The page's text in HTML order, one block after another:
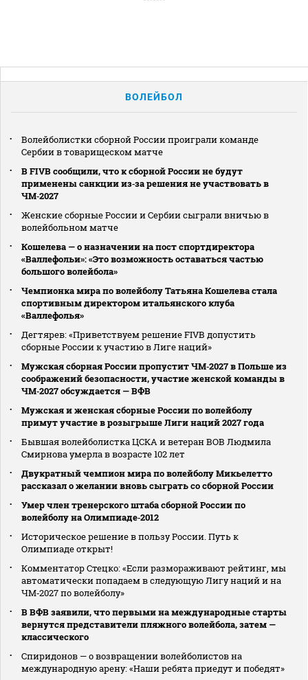
ВОЛЕЙБОЛ
Волейболистки сборной России проиграли команде
Сербии в товарищеском матче
В FIVB сообщили, что к сборной России не будут
применены санкции из‑за решения не участвовать в
ЧМ‑2027
Женские сборные России и Сербии сыграли вничью в
волейбольном матче
Кошелева — о назначении на пост спортдиректора
«Валлефольи»: «Это возможность оставаться частью
большого волейбола»
Чемпионка мира по волейболу Татьяна Кошелева стала
спортивным директором итальянского клуба
«Валлефолья»
Дегтярев: «Приветствуем решение FIVB допустить
сборные России к участию в Лиге наций»
Мужская сборная России пропустит ЧМ‑2027 в Польше из
соображений безопасности, участие женской команды в
ЧМ‑2027 обсуждается — ВФВ
Мужская и женская сборные России по волейболу
примут участие в розыгрыше Лиги наций 2027 года
Бывшая волейболистка ЦСКА и ветеран ВОВ Людмила
Смирнова умерла в возрасте 102 лет
Двукратный чемпион мира по волейболу Микьелетто
рассказал о желании вновь сыграть со сборной России
Умер член тренерского штаба сборной России по
волейболу на Олимпиаде‑2012
Историческое решение в пользу России. Путь к
Олимпиаде открыт!
Комментатор Стецко: «Если размораживают рейтинг, мы
автоматически попадаем в следующую Лигу наций и на
ЧМ‑2027 по волейболу»
В ВФВ заявили, что первыми на международные старты
вернутся представители пляжного волейбола, затем —
классического
Спиридонов — о возвращении волейболистов на
международную арену: «Наши ребята приедут и победят»